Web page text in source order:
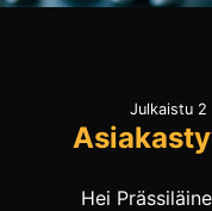
Julkaistu
Hei